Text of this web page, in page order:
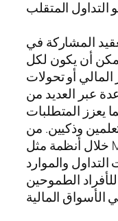
المشاركة في
يمكن أن يكون لكل
المالي أو تحولات
عبر العديد من
يعزز المتطلبات
وذكيين. من
خلال أنظمة مثل Markets.com التي توفر الوصول
والموارد
للأفراد الطموحين